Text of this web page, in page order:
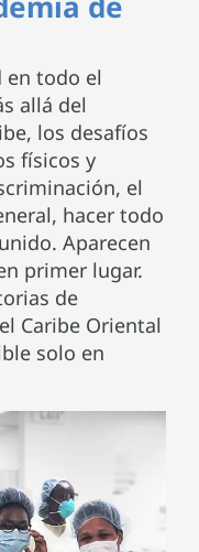
en todo el
allá del
los desafíos
físicos y
el
hacer todo
Aparecen
primer lugar.
de
Caribe Oriental
solo en